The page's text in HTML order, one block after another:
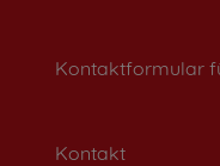
Kontaktformular
Kontakt